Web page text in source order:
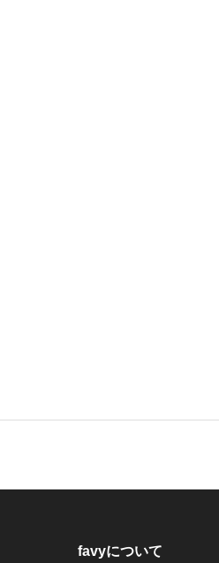
favyについて